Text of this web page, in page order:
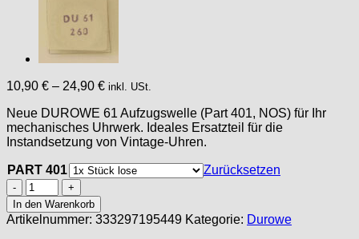
10,90 € – 24,90 € inkl. USt.
Neue DUROWE 61 Aufzugswelle (Part 401, NOS) für Ihr
mechanisches Uhrwerk. Ideales Ersatzteil für die
Instandsetzung von Vintage-Uhren.
PART 401
Zurücksetzen
DUROWE
61,
Part
401
In den Warenkorb
Artikelnummer: 333297195449 Kategorie: Durowe